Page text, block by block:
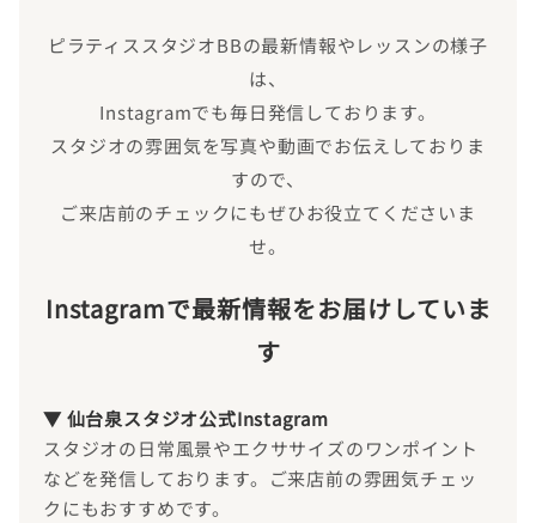
ピラティススタジオBBの最新情報やレッスンの様子
は、
Instagramでも毎日発信しております。
スタジオの雰囲気を写真や動画でお伝えしておりま
すので、
ご来店前のチェックにもぜひお役立てくださいま
せ。
Instagramで最新情報をお届けしていま
す
▼ 仙台泉スタジオ公式Instagram
スタジオの日常風景やエクササイズのワンポイント
などを発信しております。ご来店前の雰囲気チェッ
クにもおすすめです。